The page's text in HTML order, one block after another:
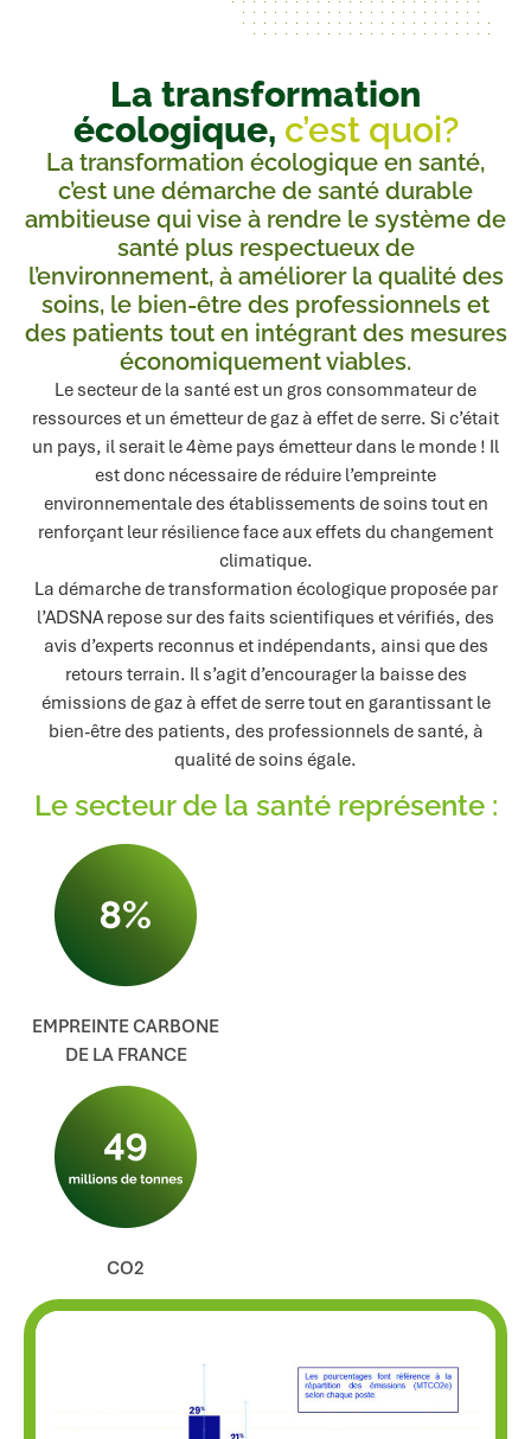
La transformation
écologique, c’est quoi?
La transformation écologique en santé,
c’est une démarche de santé durable
ambitieuse qui vise à rendre le système de
santé plus respectueux de
l’environnement, à améliorer la qualité des
soins, le bien-être des professionnels et
des patients tout en intégrant des mesures
économiquement viables.
Le secteur de la santé est un gros consommateur de
ressources et un émetteur de gaz à effet de serre. Si c’était
un pays, il serait le 4ème pays émetteur dans le monde ! Il
est donc nécessaire de réduire l’empreinte
environnementale des établissements de soins tout en
renforçant leur résilience face aux effets du changement
climatique.
La démarche de transformation écologique proposée par
l’ADSNA repose sur des faits scientifiques et vérifiés, des
avis d’experts reconnus et indépendants, ainsi que des
retours terrain. Il s’agit d’encourager la baisse des
émissions de gaz à effet de serre tout en garantissant le
bien-être des patients, des professionnels de santé, à
qualité de soins égale.
Le secteur de la santé représente :
EMPREINTE CARBONE
DE LA FRANCE
CO2